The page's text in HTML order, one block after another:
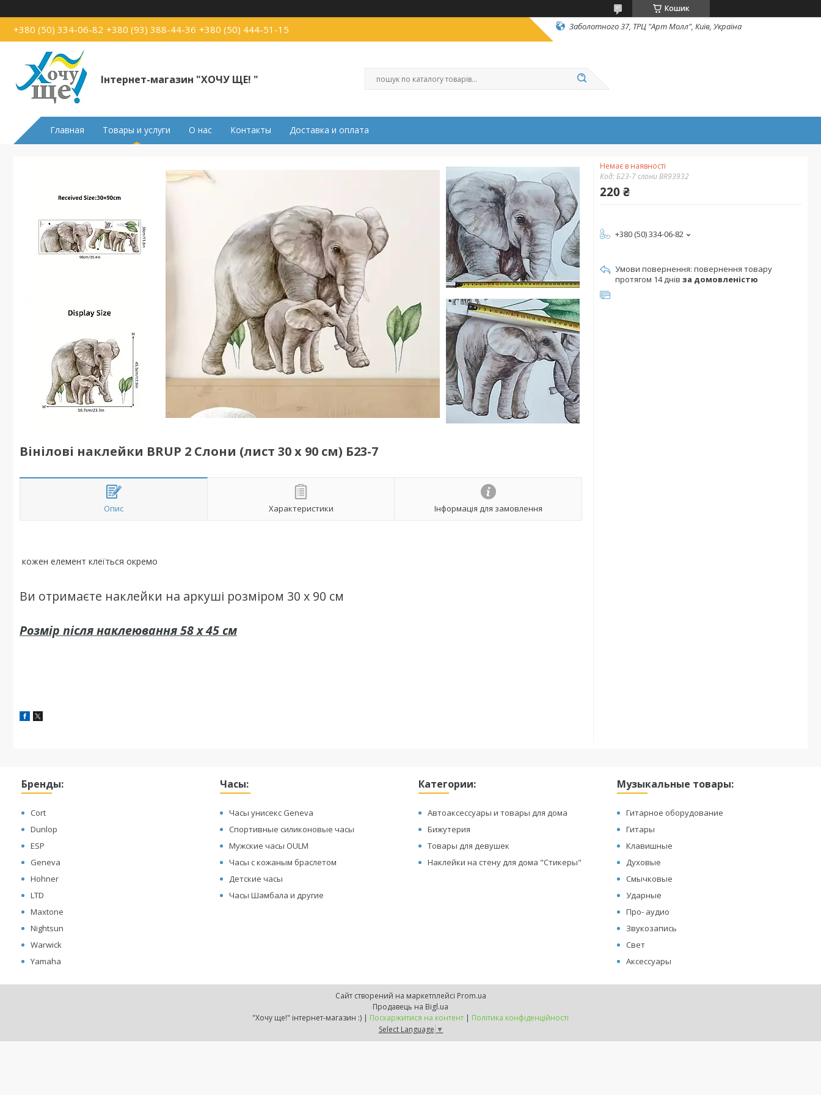
Кошик
+380 (50) 334-06-82 +380 (93) 388-44-36 +380 (50) 444-51-15 Заболотного 37, ТРЦ "Арт Молл", Київ, Україна
Інтернет-магазин "ХОЧУ ЩЕ! "
Главная Товары и услуги О нас Контакты Доставка и оплата
Вінілові наклейки BRUP 2 Слони (лист 30 х 90 см) Б23-7
Опис Характеристики Інформація для замовлення
кожен елемент клеїться окремо
Ви отримаєте наклейки на аркуші розміром 30 х 90 см
Розмір після наклеювання 58 х 45 см
Немає в наявності
Код:Б23-7 слони BR93932
220 ₴
+380 (50) 334-06-82
повернення товару
протягом 14 днів за домовленістю
Бренды:
Cort
Dunlop
ESP
Geneva
Hohner
LTD
Maxtone
Nightsun
Warwick
Yamaha
Часы:
Часы унисекс Geneva
Спортивные силиконовые часы
Мужские часы OULM
Часы с кожаным браслетом
Детские часы
Часы Шамбала и другие
Категории:
Автоаксессуары и товары для дома
Бижутерия
Товары для девушек
Наклейки на стену для дома "Стикеры"
Музыкальные товары:
Гитарное оборудование
Гитары
Клавишные
Духовые
Смычковые
Ударные
Про- аудио
Звукозапись
Свет
Аксессуары
Сайт створений на маркетплейсі Prom.ua
Продавець на Bigl.ua
"Хочу ще!" інтернет-магазин :) | Поскаржитися на контент | Політика конфіденційності
Select Language ▼